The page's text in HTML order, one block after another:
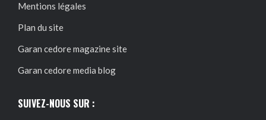
Mentions légales
Plan du site
Garan cedore magazine site
Garan cedore media blog
SUIVEZ-NOUS SUR :